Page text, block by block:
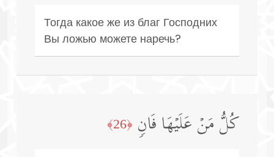
Тогда какое же из благ Господних
Вы ложью можете наречь?
كُلُّ مَنۡ عَلَیۡهَا فَانࣲ ﴿26﴾